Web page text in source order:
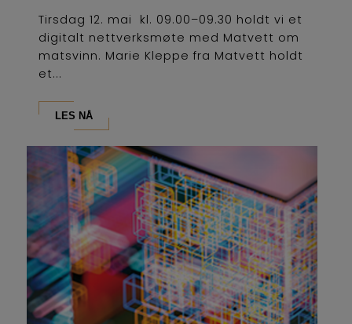
Tirsdag 12. mai kl. 09.00–09.30 holdt vi et
digitalt nettverksmøte med Matvett om
matsvinn. Marie Kleppe fra Matvett holdt
et...
LES NÅ